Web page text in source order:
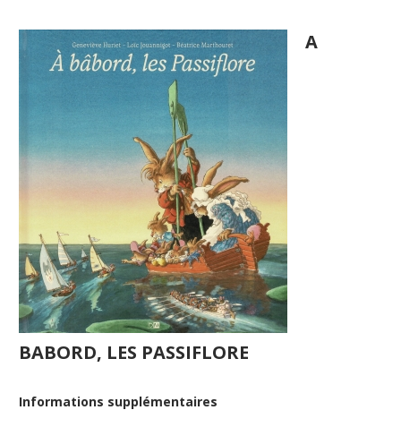
A
BABORD, LES PASSIFLORE
Informations supplémentaires